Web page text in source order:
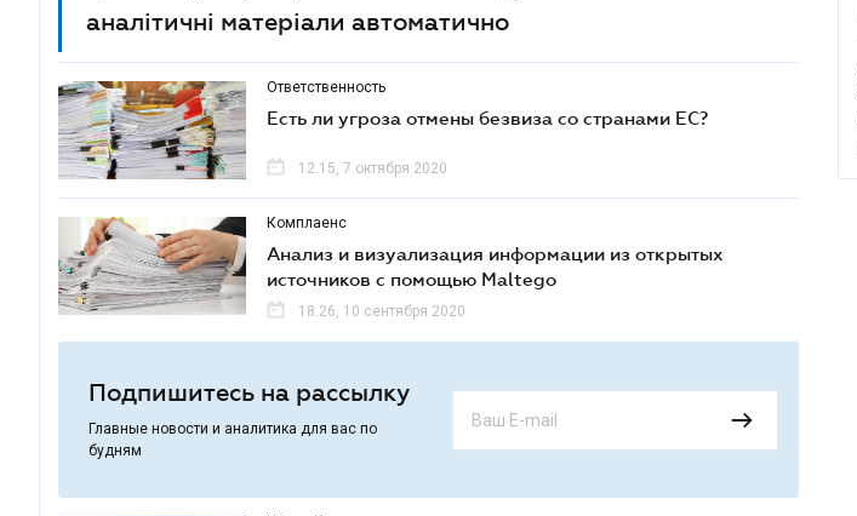
аналітичні матеріали автоматично
Ответственность
Есть ли угроза отмены безвиза со странами ЕС?
12.15, 7 октября 2020
Комплаенс
Анализ и визуализация информации из открытых
источников с помощью Maltego
18.26, 10 сентября 2020
Подпишитесь на рассылку
Главные новости и аналитика для вас по
будням